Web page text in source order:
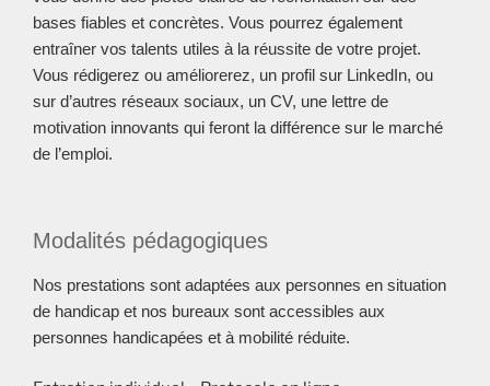
bases fiables et concrètes. Vous pourrez également
entraîner vos talents utiles à la réussite de votre projet.
Vous rédigerez ou améliorerez, un profil sur LinkedIn, ou
sur d’autres réseaux sociaux, un CV, une lettre de
motivation innovants qui feront la différence sur le marché
de l’emploi.
Modalités pédagogiques
Nos prestations sont adaptées aux personnes en situation
de handicap et nos bureaux sont accessibles aux
personnes handicapées et à mobilité réduite.